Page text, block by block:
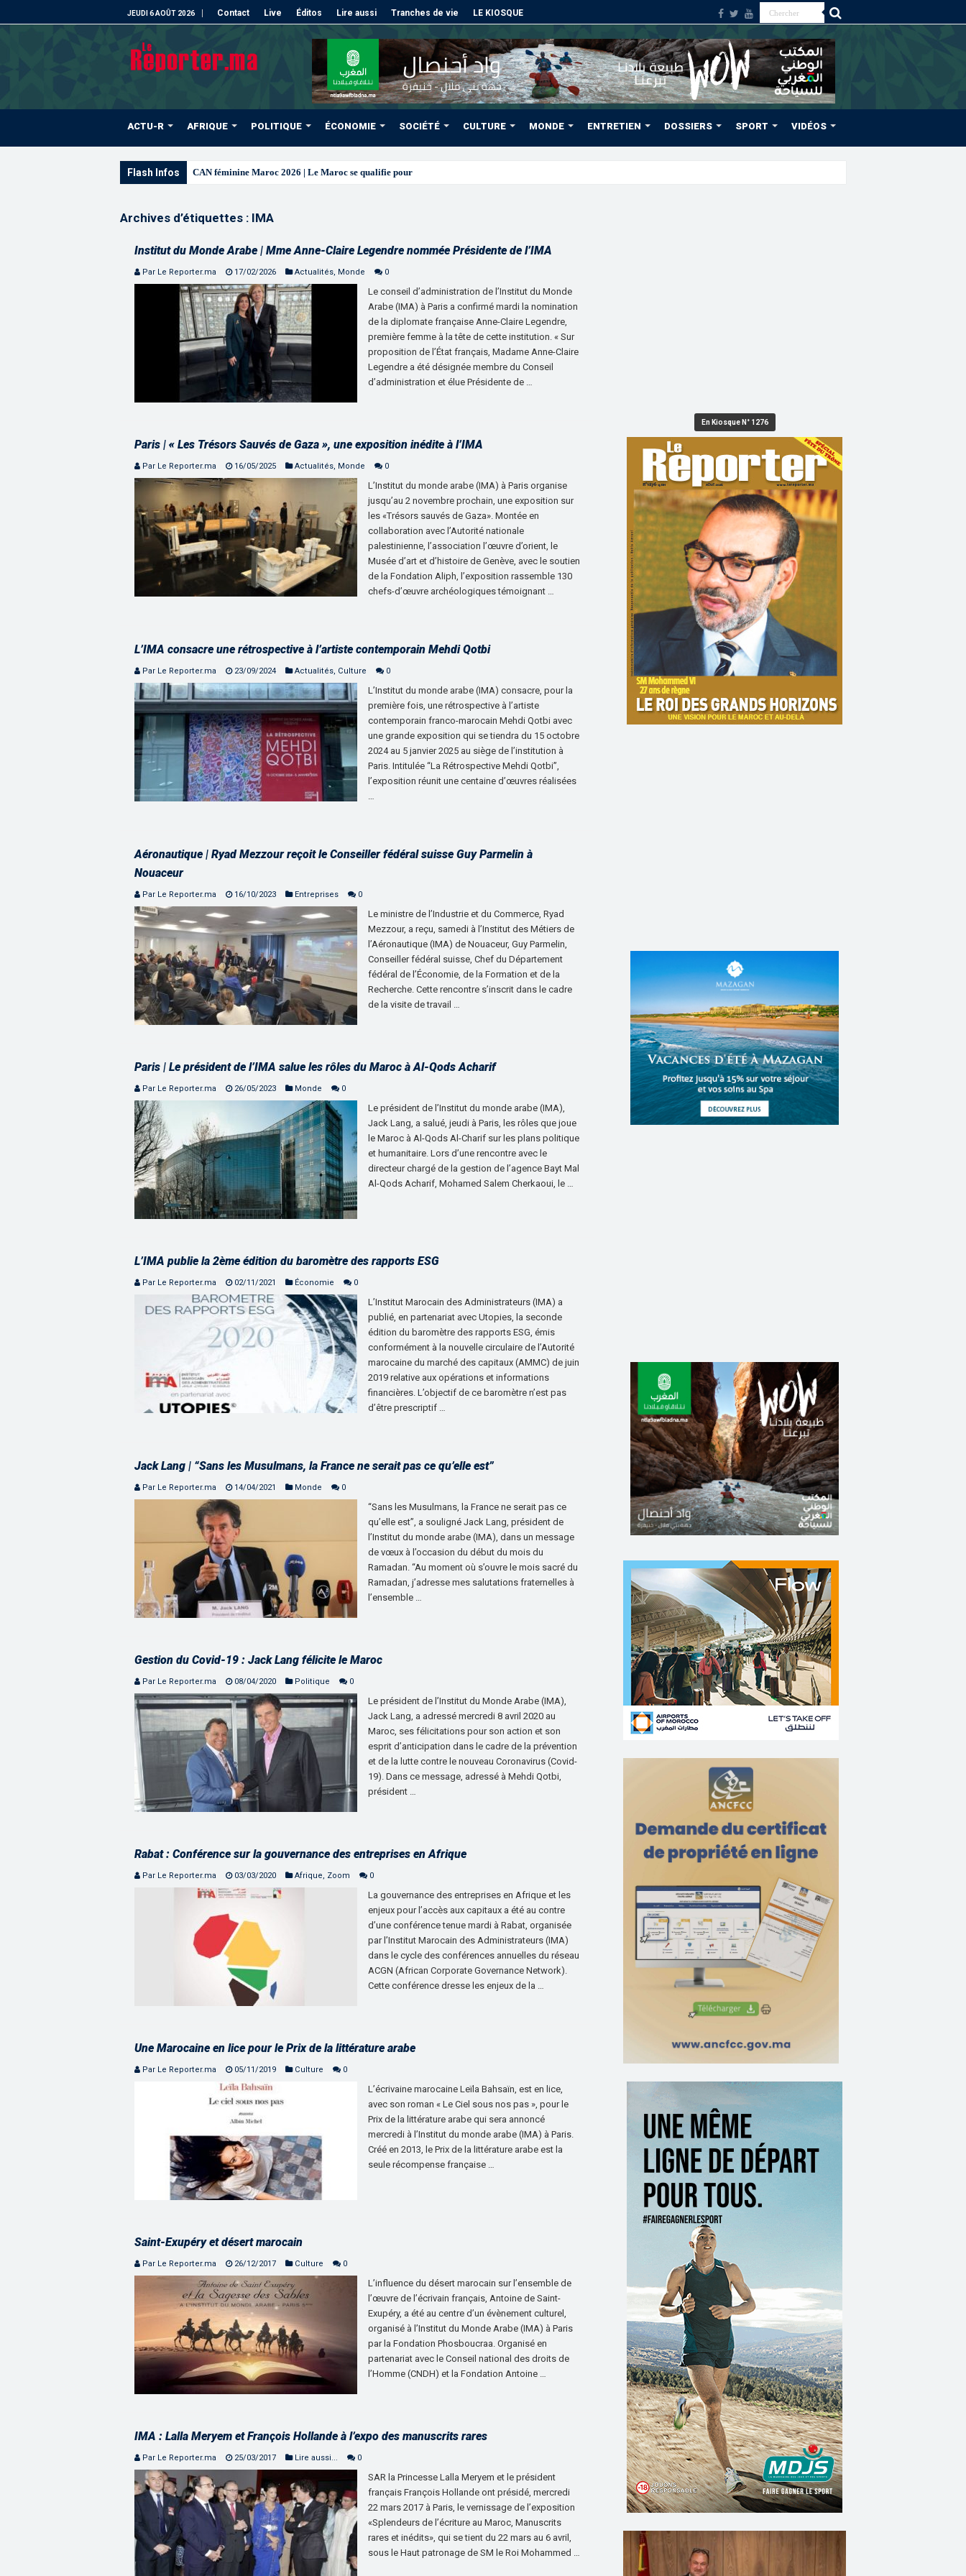
JEUDI 6 AOÛT 2026 Contact Live Éditos Lire aussi Tranches de vie LE KIOSQUE
ACTU-R AFRIQUE POLITIQUE ÉCONOMIE SOCIÉTÉ CULTURE MONDE ENTRETIEN DOSSIERS SPORT VIDÉOS
Flash Infos CAN féminine Maroc 2026 | Le Maroc se qualifie pour les quarts après un nul blanc face au Sé
Archives d’étiquettes : IMA
Institut du Monde Arabe | Mme Anne-Claire Legendre nommée Présidente de l’IMA
Par Le Reporter.ma 17/02/2026 Actualités, Monde 0
Le conseil d’administration de l’Institut du Monde
Arabe (IMA) à Paris a confirmé mardi la nomination
de la diplomate française Anne-Claire Legendre,
première femme à la tête de cette institution. « Sur
proposition de l’État français, Madame Anne-Claire
Legendre a été désignée membre du Conseil
d’administration et élue Présidente de …
Paris | « Les Trésors Sauvés de Gaza », une exposition inédite à l’IMA
Par Le Reporter.ma 16/05/2025 Actualités, Monde 0
L’Institut du monde arabe (IMA) à Paris organise
jusqu’au 2 novembre prochain, une exposition sur
les «Trésors sauvés de Gaza». Montée en
collaboration avec l’Autorité nationale
palestinienne, l’association l’œuvre d’orient, le
Musée d’art et d’histoire de Genève, avec le soutien
de la Fondation Aliph, l’exposition rassemble 130
chefs-d’œuvre archéologiques témoignant …
L’IMA consacre une rétrospective à l’artiste contemporain Mehdi Qotbi
Par Le Reporter.ma 23/09/2024 Actualités, Culture 0
L’Institut du monde arabe (IMA) consacre, pour la
première fois, une rétrospective à l’artiste
contemporain franco-marocain Mehdi Qotbi avec
une grande exposition qui se tiendra du 15 octobre
2024 au 5 janvier 2025 au siège de l’institution à
Paris. Intitulée “La Rétrospective Mehdi Qotbi”,
l’exposition réunit une centaine d’œuvres réalisées
…
Aéronautique | Ryad Mezzour reçoit le Conseiller fédéral suisse Guy Parmelin à
Nouaceur
Par Le Reporter.ma 16/10/2023 Entreprises 0
Le ministre de l’Industrie et du Commerce, Ryad
Mezzour, a reçu, samedi à l’Institut des Métiers de
l’Aéronautique (IMA) de Nouaceur, Guy Parmelin,
Conseiller fédéral suisse, Chef du Département
fédéral de l’Économie, de la Formation et de la
Recherche. Cette rencontre s’inscrit dans le cadre
de la visite de travail …
Paris | Le président de l’IMA salue les rôles du Maroc à Al-Qods Acharif
Par Le Reporter.ma 26/05/2023 Monde 0
Le président de l’Institut du monde arabe (IMA),
Jack Lang, a salué, jeudi à Paris, les rôles que joue
le Maroc à Al-Qods Al-Charif sur les plans politique
et humanitaire. Lors d’une rencontre avec le
directeur chargé de la gestion de l’agence Bayt Mal
Al-Qods Acharif, Mohamed Salem Cherkaoui, le …
L’IMA publie la 2ème édition du baromètre des rapports ESG
Par Le Reporter.ma 02/11/2021 Économie 0
L’Institut Marocain des Administrateurs (IMA) a
publié, en partenariat avec Utopies, la seconde
édition du baromètre des rapports ESG, émis
conformément à la nouvelle circulaire de l’Autorité
marocaine du marché des capitaux (AMMC) de juin
2019 relative aux opérations et informations
financières. L’objectif de ce baromètre n’est pas
d’être prescriptif …
Jack Lang | “Sans les Musulmans, la France ne serait pas ce qu’elle est”
Par Le Reporter.ma 14/04/2021 Monde 0
“Sans les Musulmans, la France ne serait pas ce
qu’elle est”, a souligné Jack Lang, président de
l’Institut du monde arabe (IMA), dans un message
de vœux à l’occasion du début du mois du
Ramadan. “Au moment où s’ouvre le mois sacré du
Ramadan, j’adresse mes salutations fraternelles à
l’ensemble …
Gestion du Covid-19 : Jack Lang félicite le Maroc
Par Le Reporter.ma 08/04/2020 Politique 0
Le président de l’Institut du Monde Arabe (IMA),
Jack Lang, a adressé mercredi 8 avril 2020 au
Maroc, ses félicitations pour son action et son
esprit d’anticipation dans le cadre de la prévention
et de la lutte contre le nouveau Coronavirus (Covid-
19). Dans ce message, adressé à Mehdi Qotbi,
président …
Rabat : Conférence sur la gouvernance des entreprises en Afrique
Par Le Reporter.ma 03/03/2020 Afrique, Zoom 0
La gouvernance des entreprises en Afrique et les
enjeux pour l’accès aux capitaux a été au contre
d’une conférence tenue mardi à Rabat, organisée
par l’Institut Marocain des Administrateurs (IMA)
dans le cycle des conférences annuelles du réseau
ACGN (African Corporate Governance Network).
Cette conférence dresse les enjeux de la …
Une Marocaine en lice pour le Prix de la littérature arabe
Par Le Reporter.ma 05/11/2019 Culture 0
L’écrivaine marocaine Leïla Bahsaïn, est en lice,
avec son roman « Le Ciel sous nos pas », pour le
Prix de la littérature arabe qui sera annoncé
mercredi à l’Institut du monde arabe (IMA) à Paris.
Créé en 2013, le Prix de la littérature arabe est la
seule récompense française …
Saint-Exupéry et désert marocain
Par Le Reporter.ma 26/12/2017 Culture 0
L’influence du désert marocain sur l’ensemble de
l’œuvre de l’écrivain français, Antoine de Saint-
Exupéry, a été au centre d’un évènement culturel,
organisé à l’Institut du Monde Arabe (IMA) à Paris
par la Fondation Phosboucraa. Organisé en
partenariat avec le Conseil national des droits de
l’Homme (CNDH) et la Fondation Antoine …
IMA : Lalla Meryem et François Hollande à l’expo des manuscrits rares
Par Le Reporter.ma 25/03/2017 Lire aussi... 0
SAR la Princesse Lalla Meryem et le président
français François Hollande ont présidé, mercredi
22 mars 2017 à Paris, le vernissage de l’exposition
«Splendeurs de l’écriture au Maroc, Manuscrits
rares et inédits», qui se tient du 22 mars au 6 avril,
sous le Haut patronage de SM le Roi Mohammed …
En Kiosque N° 1276